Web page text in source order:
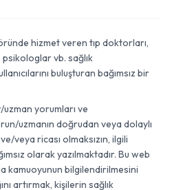
hizmet veren tıp doktorları,
vb. sağlık
buluşturan bağımsız bir
yorumları ve
uzmanın doğrudan veya dolaylı
veya ricası olmaksızın, ilgili
olarak yazılmaktadır. Bu web
kamuoyunun bilgilendirilmesini
artırmak, kişilerin sağlık